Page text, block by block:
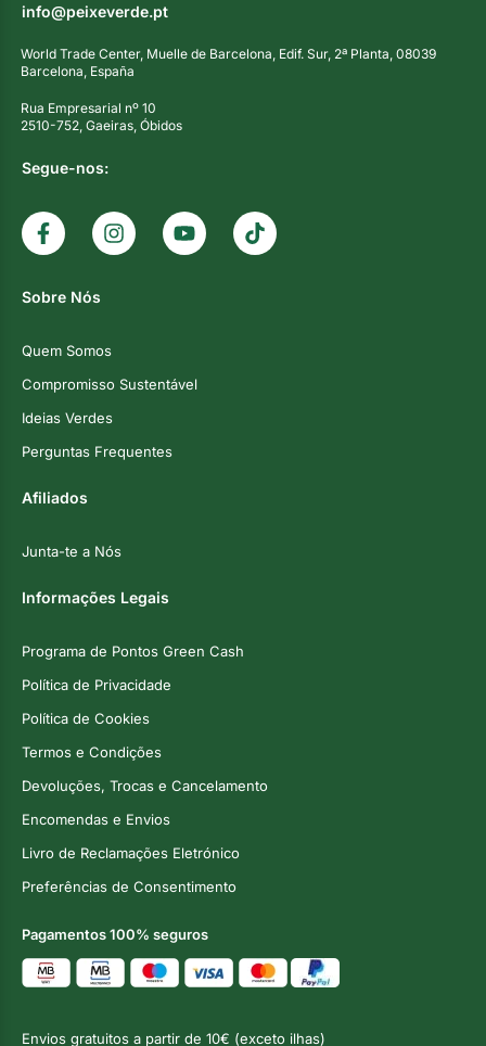
info@peixeverde.pt
World Trade Center, Muelle de Barcelona, Edif. Sur, 2ª Planta, 08039
Barcelona, España
Rua Empresarial nº 10
2510-752, Gaeiras, Óbidos
Segue-nos:
Sobre Nós
Quem Somos
Compromisso Sustentável
Ideias Verdes
Perguntas Frequentes
Afiliados
Junta-te a Nós
Informações Legais
Programa de Pontos Green Cash
Política de Privacidade
Política de Cookies
Termos e Condições
Devoluções, Trocas e Cancelamento
Encomendas e Envios
Livro de Reclamações Eletrónico
Preferências de Consentimento
Pagamentos 100% seguros
Envios gratuitos a partir de 10€ (exceto ilhas)